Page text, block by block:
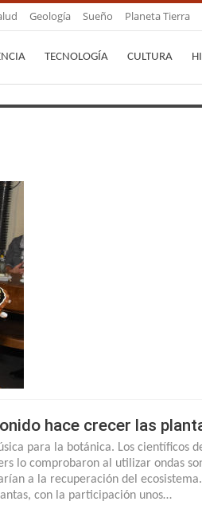
Geología Sueño Planeta Tierra
TECNOLOGÍA CULTURA
hace crecer las
para la botánica. Los científicos
lo comprobaron al utilizar ondas
a la recuperación del
con la participación unos…